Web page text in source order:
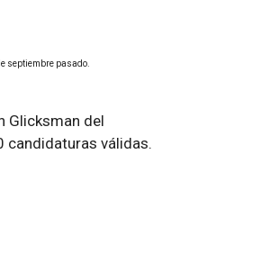
septiembre pasado.
Glicksman del
candidaturas válidas.